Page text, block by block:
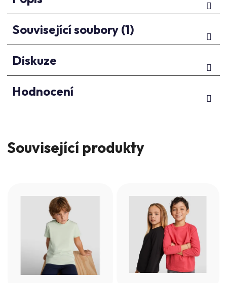
Související soubory (1)
Diskuze
Hodnocení
Související produkty